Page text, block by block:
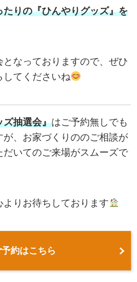
りの『ひんやりグッズ』を
なっておりますので、ぜひ
してくださいね
ズ抽選会』はご予約無しでも
が、お家づくりののご相談が
だいてのご来場がスムーズで
よりお待ちしております
予約はこちら